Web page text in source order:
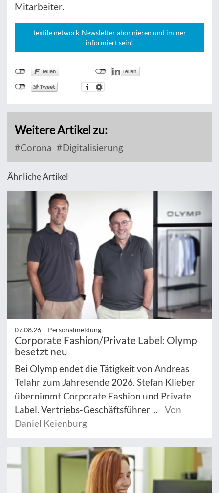
Mitarbeiter.
textile network-Newsletter abonnieren und immer
informiert sein!
Weitere Artikel zu:
Corona Digitalisierung
Ähnliche Artikel
07.08.26 – Personalmeldung
Corporate Fashion/Private Label: Olymp
besetzt neu
Bei Olymp endet die Tätigkeit von Andreas
Telahr zum Jahresende 2026. Stefan Klieber
übernimmt Corporate Fashion und Private
Label. Vertriebs-Geschäftsführer ...
Von
Daniel Keienburg